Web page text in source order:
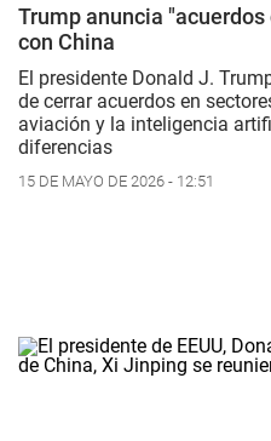
Trump anuncia
con China
El presidente Donald J.
de cerrar acuerdos en
aviación y la inteligencia
diferencias
15 DE MAYO DE 2026 - 12:51